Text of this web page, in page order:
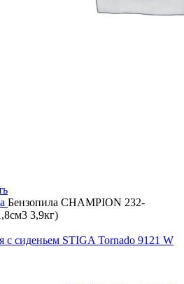
Бензопила CHAMPION 232-
3,9кг)
с сиденьем STIGA Tornado 9121 W